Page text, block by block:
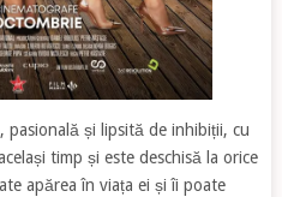
pasională și lipsită de inhibiții, cu
timp și este deschisă la orice
apărea în viața ei și îi poate